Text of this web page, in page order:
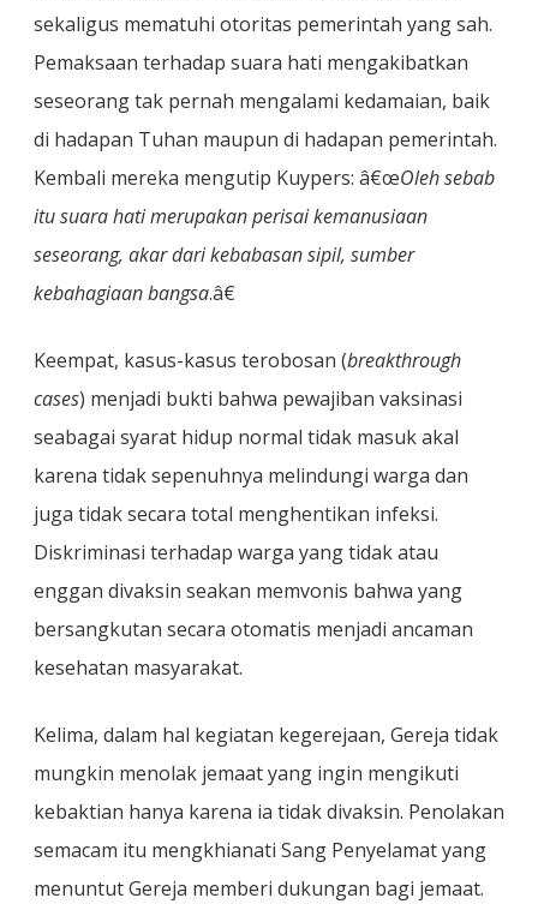
sekaligus mematuhi otoritas pemerintah yang sah.
Pemaksaan terhadap suara hati mengakibatkan
seseorang tak pernah mengalami kedamaian, baik
di hadapan Tuhan maupun di hadapan pemerintah.
Kembali mereka mengutip Kuypers: â€œOleh sebab
itu suara hati merupakan perisai kemanusiaan
seseorang, akar dari kebabasan sipil, sumber
kebahagiaan bangsa.â€
Keempat, kasus-kasus terobosan (breakthrough
cases) menjadi bukti bahwa pewajiban vaksinasi
seabagai syarat hidup normal tidak masuk akal
karena tidak sepenuhnya melindungi warga dan
juga tidak secara total menghentikan infeksi.
Diskriminasi terhadap warga yang tidak atau
enggan divaksin seakan memvonis bahwa yang
bersangkutan secara otomatis menjadi ancaman
kesehatan masyarakat.
Kelima, dalam hal kegiatan kegerejaan, Gereja tidak
mungkin menolak jemaat yang ingin mengikuti
kebaktian hanya karena ia tidak divaksin. Penolakan
semacam itu mengkhianati Sang Penyelamat yang
menuntut Gereja memberi dukungan bagi jemaat.